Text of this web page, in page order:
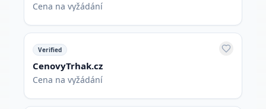
Cena na vyžádání
Verified
CenovyTrhak.cz
Cena na vyžádání